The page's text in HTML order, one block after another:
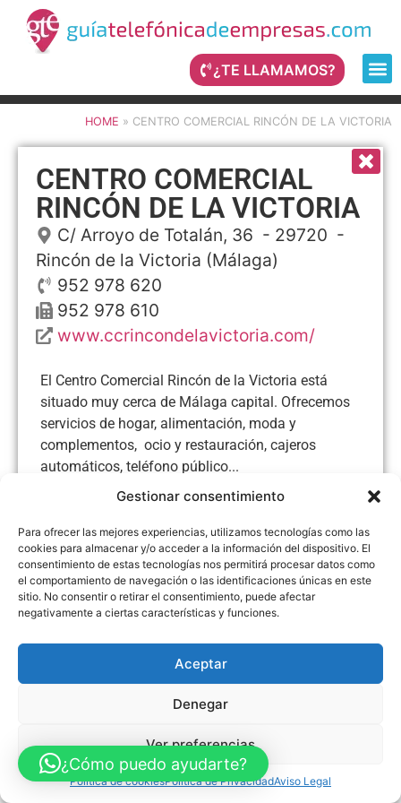
Gestionar consentimiento
Para ofrecer las mejores experiencias, utilizamos tecnologías como las
cookies para almacenar y/o acceder a la información del dispositivo. El
consentimiento de estas tecnologías nos permitirá procesar datos como
el comportamiento de navegación o las identificaciones únicas en este
sitio. No consentir o retirar el consentimiento, puede afectar
negativamente a ciertas características y funciones.
Aceptar
Denegar
Ver preferencias
Política de cookiesPolítica de PrivacidadAviso Legal
¿TE LLAMAMOS?
HOME » CENTRO COMERCIAL RINCÓN DE LA VICTORIA
CENTRO COMERCIAL
RINCÓN DE LA VICTORIA
C/ Arroyo de Totalán, 36 - 29720 -
Rincón de la Victoria (Málaga)
952 978 620
952 978 610
www.ccrincondelavictoria.com/
El Centro Comercial Rincón de la Victoria está
situado muy cerca de Málaga capital. Ofrecemos
servicios de hogar, alimentación, moda y
complementos, ocio y restauración, cajeros
automáticos, teléfono público...
Aviso Legal Política de Privacidad Política de Cookies
Accesibilidad Mapa web
FINANCIADO POR LA UNIÓN EUROPEA CON EL PROGRAMA KIT
DIGITAL POR LOS FONDOS NEXT GENERATION (EU) DEL
MECANISMO DE RECUPERACIÓN Y RESILENCIA
© Guia Telefónica de Empresas – Todos los derechos reservados.
¿Cómo puedo ayudarte?